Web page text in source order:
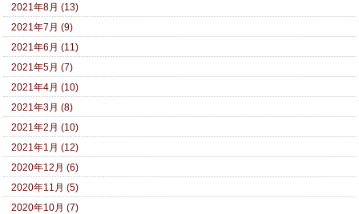
2021年8月 (13)
2021年7月 (9)
2021年6月 (11)
2021年5月 (7)
2021年4月 (10)
2021年3月 (8)
2021年2月 (10)
2021年1月 (12)
2020年12月 (6)
2020年11月 (5)
2020年10月 (7)